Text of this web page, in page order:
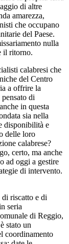
di altre
amarezza,
che occupano
del Paese.
nulla
il ritorno.
calabresi che
del Centro
a offrire la
di
in questa
sia nella
disponibilità e
delle loro
calabrese?
certo, ma anche
ad oggi a gestire
di intervento.
riscatto e di
seria
di Reggio,
stato un
coordinamento